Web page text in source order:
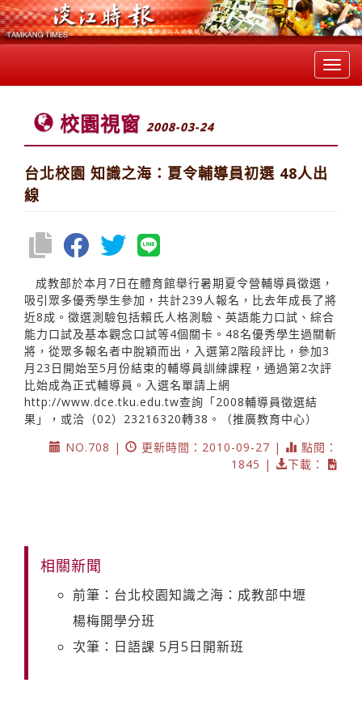
校園視窗 2008-03-24
台北校園 知識之海：夏令輔導員初選 48人出
線
成教部於本月7日在體育館舉行暑期夏令營輔導員徵選，
吸引眾多優秀學生參加，共計239人報名，比去年成長了將
近8成。徵選測驗包括賴氏人格測驗、英語能力口試、綜合
能力口試及基本觀念口試等4個關卡。48名優秀學生過關斬
將，從眾多報名者中脫穎而出，入選第2階段評比，參加3
月23日開始至5月份結束的輔導員訓練課程，通過第2次評
比始成為正式輔導員。入選名單請上網
http://www.dce.tku.edu.tw查詢「2008輔導員徵選結
果」，或洽（02）23216320轉38。（推廣教育中心）
NO.708 |
更新時間：2010-09-27 |
點閱：
1845 |
下載：
相關新聞
前筆：台北校園知識之海：成教部中壢
楊梅開學分班
次筆：日語課 5月5日開新班